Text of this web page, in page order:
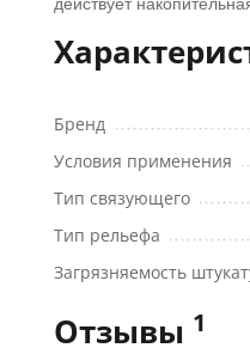
Бренд
Условия применения
Тип связующего
Тип рельефа
Загрязняемость
Отзывы 1